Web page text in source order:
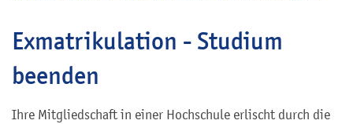
Exmatrikulation - Studium
beenden
Ihre Mitgliedschaft in einer Hochschule erlischt durch die